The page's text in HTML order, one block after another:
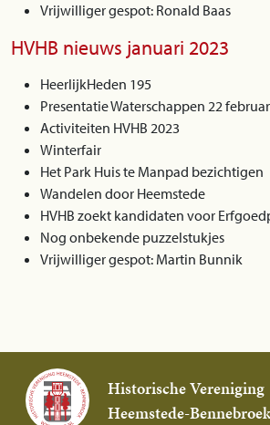
Vrijwilliger gespot: Ronald Baas
HVHB nieuws januari 2023
HeerlijkHeden 195
Presentatie Waterschappen 22
Activiteiten HVHB 2023
Winterfair
Het Park Huis te Manpad bezichtigen
Wandelen door Heemstede
HVHB zoekt kandidaten voor
Nog onbekende puzzelstukjes
Vrijwilliger gespot: Martin Bunnik
Historische Vereniging
Heemstede-Bennebroek